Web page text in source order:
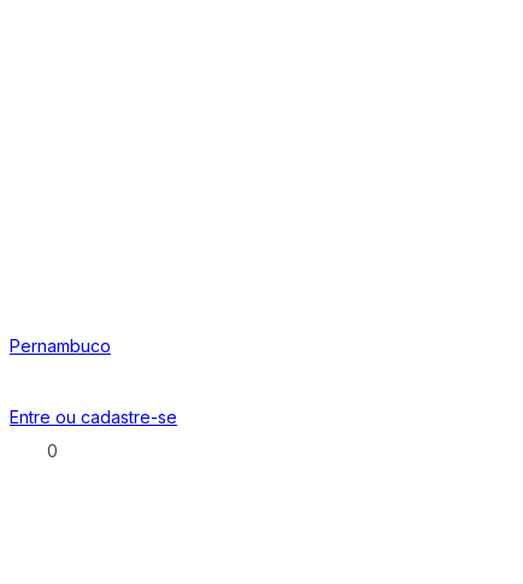
Pernambuco
Entre ou cadastre-se
0